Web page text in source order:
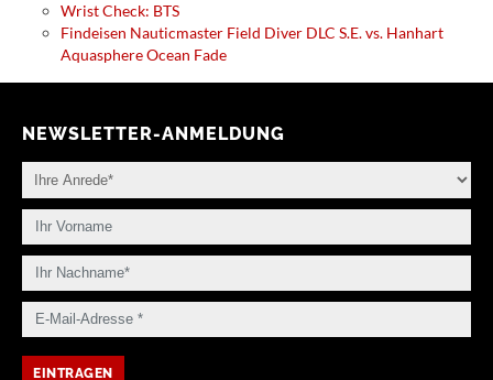
Wrist Check: BTS
Findeisen Nauticmaster Field Diver DLC S.E. vs. Hanhart
Aquasphere Ocean Fade
NEWSLETTER-ANMELDUNG